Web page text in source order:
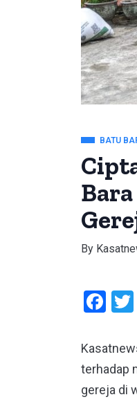
BATU
By
terhadap
gereja di